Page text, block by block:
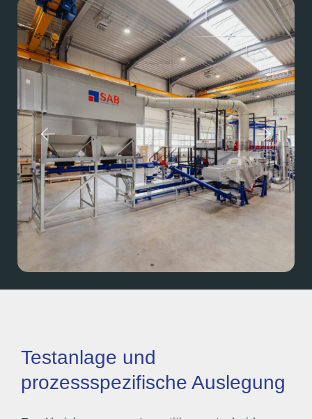
Testanlage und
prozessspezifische Auslegung